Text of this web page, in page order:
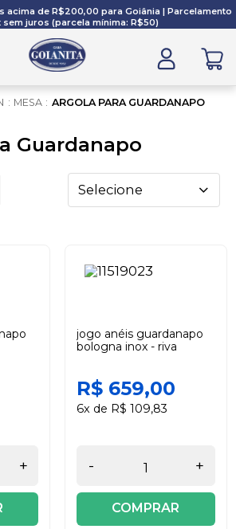
acima de R$200,00 para Goiânia | Parcelamento
sem juros (parcela mínima: R$50)
MESA ARGOLA PARA GUARDANAPO
Guardanapo
Selecione
+
jogo anéis guardanapo
bologna inox - riva
R$ 659,00
6x de R$ 109,83
- +
COMPRAR